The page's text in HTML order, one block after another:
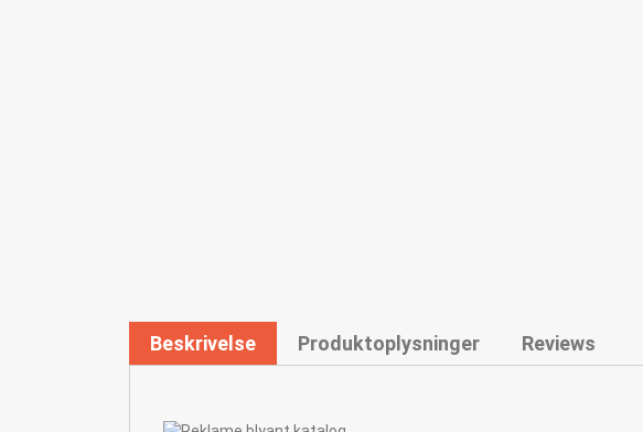
Beskrivelse Produktoplysninger Reviews